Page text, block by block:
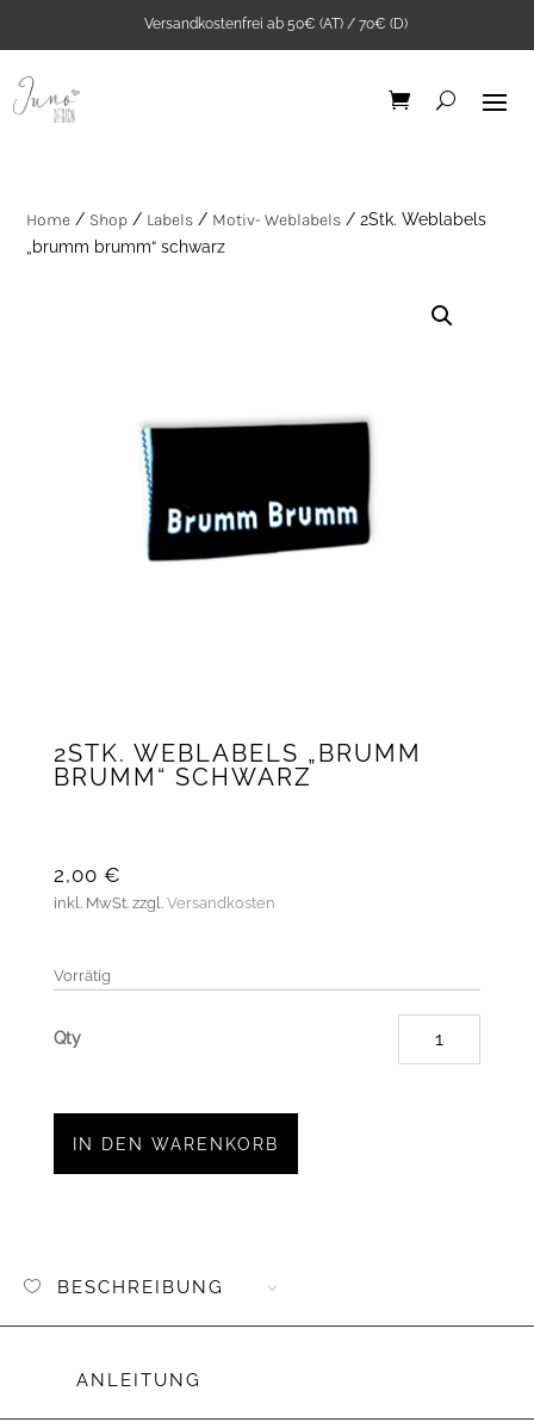
Versandkostenfrei ab 50€ (AT) / 70€ (D)
Home / Shop / Labels / Motiv- Weblabels / 2Stk. Weblabels
„brumm brumm“ schwarz
2STK. WEBLABELS „BRUMM
BRUMM“ SCHWARZ
2,00 €
inkl. MwSt. zzgl. Versandkosten
Vorrätig
IN DEN WARENKORB
BESCHREIBUNG
ANLEITUNG